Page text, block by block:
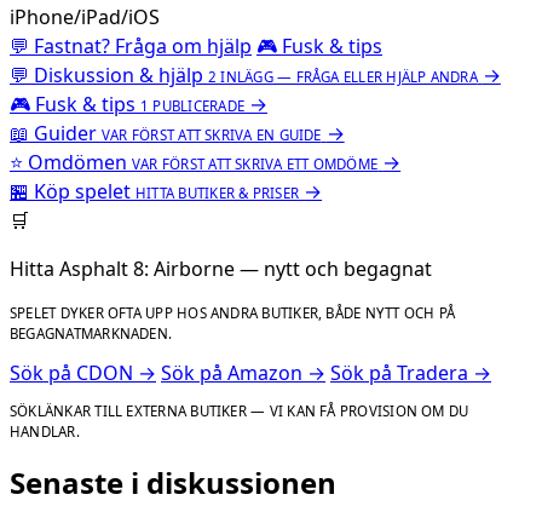
iPhone/iPad/iOS
💬 Fastnat? Fråga om hjälp 🎮 Fusk & tips
💬 Diskussion & hjälp 2 INLÄGG — FRÅGA ELLER HJÄLP ANDRA →
🎮 Fusk & tips 1 PUBLICERADE →
📖 Guider VAR FÖRST ATT SKRIVA EN GUIDE →
⭐ Omdömen VAR FÖRST ATT SKRIVA ETT OMDÖME →
🏪 Köp spelet HITTA BUTIKER & PRISER →
🛒
Hitta Asphalt 8: Airborne — nytt och begagnat
SPELET DYKER OFTA UPP HOS ANDRA BUTIKER, BÅDE NYTT OCH PÅ
BEGAGNATMARKNADEN.
Sök på CDON → Sök på Amazon → Sök på Tradera →
SÖKLÄNKAR TILL EXTERNA BUTIKER — VI KAN FÅ PROVISION OM DU
HANDLAR.
Senaste i diskussionen